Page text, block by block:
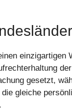
einzigartigen
gesetzt,
gleiche